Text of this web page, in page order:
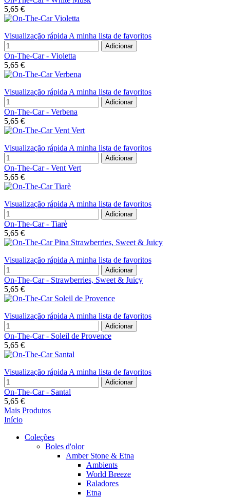
5,65 €
Visualização rápida A minha lista de favoritos
Adicionar
On-The-Car - Violetta
5,65 €
Visualização rápida A minha lista de favoritos
Adicionar
On-The-Car - Verbena
5,65 €
Visualização rápida A minha lista de favoritos
Adicionar
On-The-Car - Vent Vert
5,65 €
Visualização rápida A minha lista de favoritos
Adicionar
On-The-Car - Tiarè
5,65 €
Visualização rápida A minha lista de favoritos
Adicionar
On-The-Car - Strawberries, Sweet & Juicy
5,65 €
Visualização rápida A minha lista de favoritos
Adicionar
On-The-Car - Soleil de Provence
5,65 €
Visualização rápida A minha lista de favoritos
Adicionar
On-The-Car - Santal
5,65 €
Mais Produtos
Início
Coleções
Boles d'olor
Amber Stone & Etna
Ambients
World Breeze
Raladores
Etna